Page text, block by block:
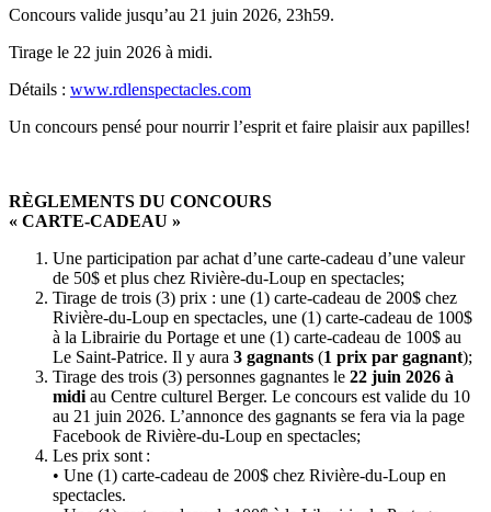
Concours valide jusqu’au 21 juin 2026, 23h59.
Tirage le 22 juin 2026 à midi.
Détails : www.rdlenspectacles.com
Un concours pensé pour nourrir l’esprit et faire plaisir aux papilles!
RÈGLEMENTS DU CONCOURS
« CARTE-CADEAU »
Une participation par achat d’une carte-cadeau d’une valeur
de 50$ et plus chez Rivière-du-Loup en spectacles;
Tirage de trois (3) prix : une (1) carte-cadeau de 200$ chez
Rivière-du-Loup en spectacles, une (1) carte-cadeau de 100$
à la Librairie du Portage et une (1) carte-cadeau de 100$ au
Le Saint-Patrice. Il y aura 3 gagnants (1 prix par gagnant);
Tirage des trois (3) personnes gagnantes le 22 juin 2026 à
midiau Centre culturel Berger. Le concours est valide du 10
au 21 juin 2026. L’annonce des gagnants se fera via la page
Facebook de Rivière-du-Loup en spectacles;
Les prix sont :
• Une (1) carte-cadeau de 200$ chez Rivière-du-Loup en
spectacles.